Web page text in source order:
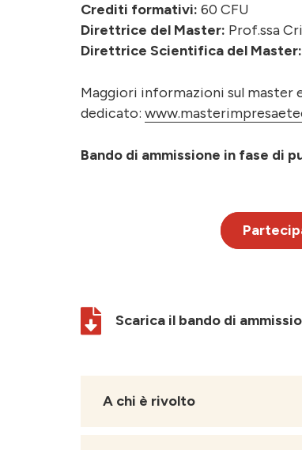
Crediti formativi: 60 CFU
Direttrice del Master: Prof.ssa
Direttrice Scientifica del Master:
Maggiori informazioni sul master
dedicato:
Bando di ammissione in fase di
Scarica il bando di
A chi è rivolto